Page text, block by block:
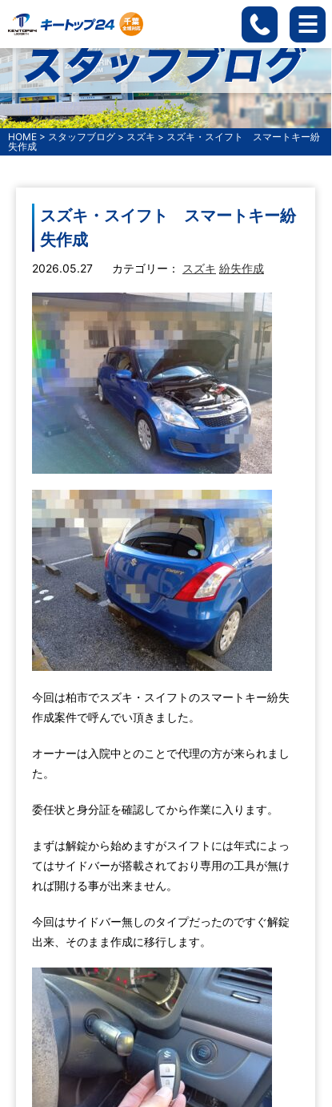
HOME > スタッフブログ > スズキ > スズキ・スイフト スマートキー紛
失作成
スズキ・スイフト スマートキー紛
失作成
2026.05.27 カテゴリー： スズキ 紛失作成
今回は柏市でスズキ・スイフトのスマートキー紛失
作成案件で呼んでい頂きました。
オーナーは入院中とのことで代理の方が来られまし
た。
委任状と身分証を確認してから作業に入ります。
まずは解錠から始めますがスイフトには年式によっ
てはサイドバーが搭載されており専用の工具が無け
れば開ける事が出来ません。
今回はサイドバー無しのタイプだったのですぐ解錠
出来、そのまま作成に移行します。